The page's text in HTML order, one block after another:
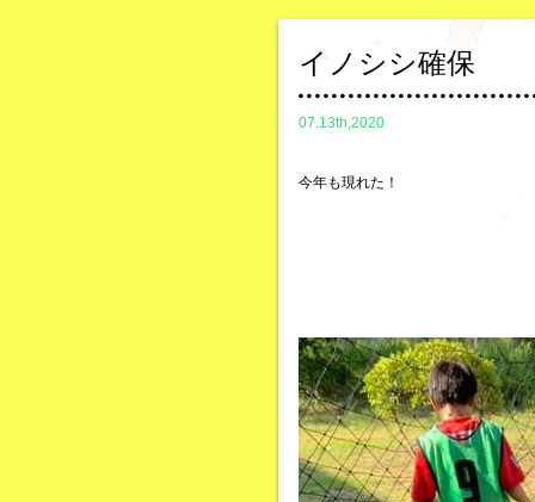
イノシシ確保
07.13th,2020
今年も現れた！